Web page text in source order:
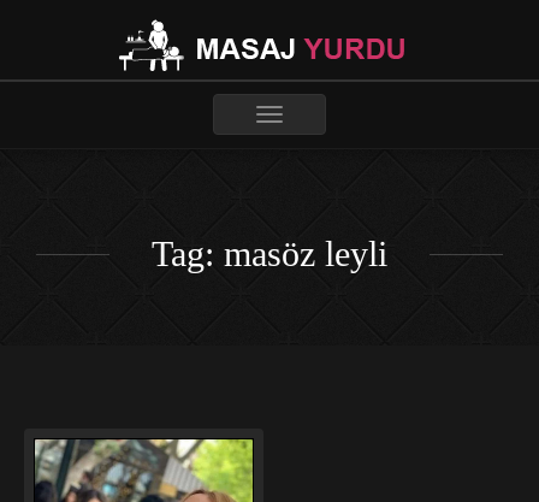
Toggle
Tag: masöz leyli